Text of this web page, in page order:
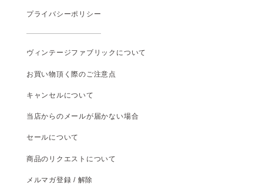
プライバシーポリシー
ヴィンテージファブリックについて
お買い物頂く際のご注意点
キャンセルについて
当店からのメールが届かない場合
セールについて
商品のリクエストについて
メルマガ登録 / 解除